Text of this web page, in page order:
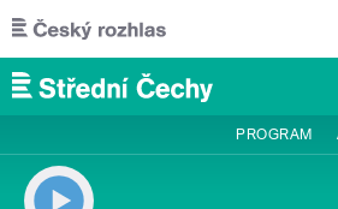
Přejít k hlavnímu obsahu
PROGRAM